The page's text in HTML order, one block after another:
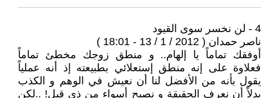
4 - لن نخسر سوى القيود
ناصر حمدان ( 2012 / 1 / 13 - 18:01 )
أوفقك تماماً يا إلهام.. و منطق زوجك مخطئ تماماً
فعلاوة على إنه منطق إستعلائي بطبيعته إذ أنه عملياً
يقول بأنه من الأفضل لنا أن نعيش في الوهم و الكذب
بدلاً أن نعرف الحقيقة و نصبح أسواء من ذي قبل! ..لكن